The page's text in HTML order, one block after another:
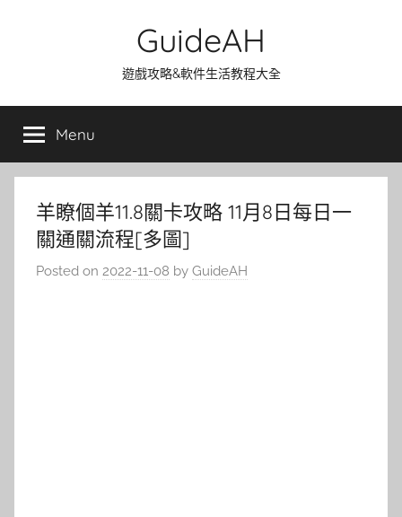
GuideAH
遊戲攻略&軟件生活教程大全
Menu
羊瞭個羊11.8關卡攻略 11月8日每日一
關通關流程[多圖]
Posted on 2022-11-08 by GuideAH